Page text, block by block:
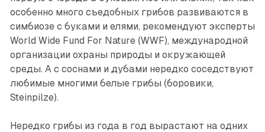
особенно много съедобных грибов развиваются в
симбиозе с буками и елями, рекомендуют эксперты
World Wide Fund For Nature (WWF), международной
организации охраны природы и окружающей
среды. А с соснами и дубами нередко соседствуют
любимые многими белые грибы (боровики,
Steinpilze).
Нередко грибы из года в год вырастают на одних